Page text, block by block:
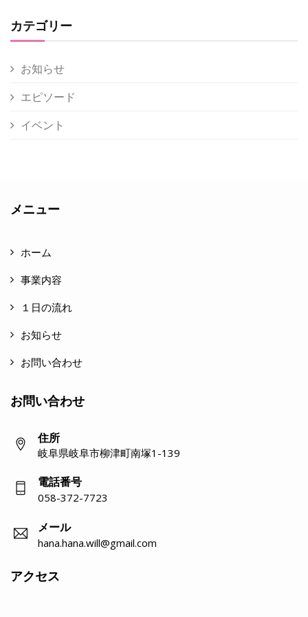
カテゴリー
お知らせ
エピソード
イベント
メニュー
ホーム
事業内容
１日の流れ
お知らせ
お問い合わせ
お問い合わせ
住所
岐阜県岐阜市柳津町南塚1-139
電話番号
058-372-7723
メール
hana.hana.will@gmail.com
アクセス